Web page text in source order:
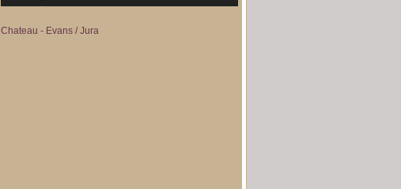
Chateau - Evans / Jura